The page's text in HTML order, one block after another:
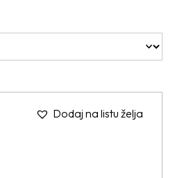
Dodaj na listu želja